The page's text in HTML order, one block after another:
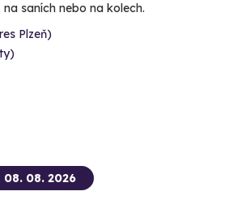
saních nebo na kolech.
Plzeň)
08. 2026